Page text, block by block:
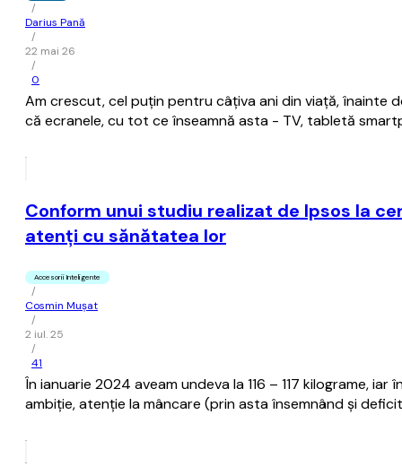
/
Darius Pană
/
22 mai 26
/
0
Am crescut, cel puțin pentru câțiva ani din viață, înainte
că ecranele, cu tot ce înseamnă asta - TV, tabletă
Conform unui studiu realizat de Ipsos la
atenţi cu sănătatea lor
Accesorii Inteligente
/
Cosmin Mușat
/
2 iul. 25
/
41
În ianuarie 2024 aveam undeva la 116 – 117 kilograme,
ambiţie, atenţie la mâncare (prin asta însemnând şi